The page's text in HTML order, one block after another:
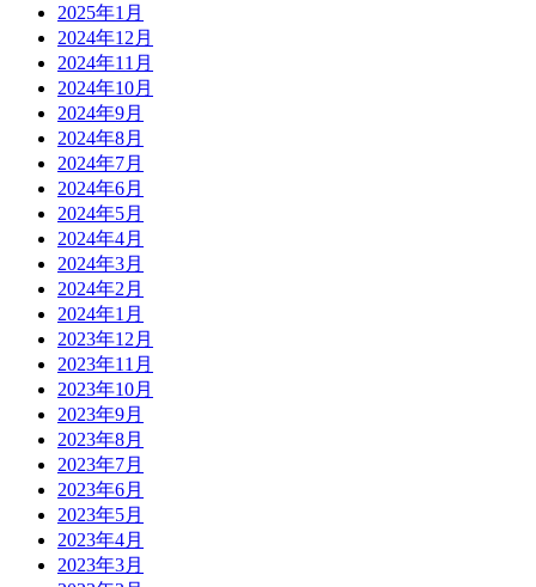
2025年1月
2024年12月
2024年11月
2024年10月
2024年9月
2024年8月
2024年7月
2024年6月
2024年5月
2024年4月
2024年3月
2024年2月
2024年1月
2023年12月
2023年11月
2023年10月
2023年9月
2023年8月
2023年7月
2023年6月
2023年5月
2023年4月
2023年3月